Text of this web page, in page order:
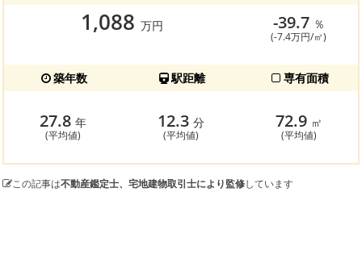
1,088 万円 -39.7 ％
(-7.4万円/㎡)
築年数 駅距離 専有面積
27.8 年
(平均値)
12.3 分
(平均値)
72.9 ㎡
(平均値)
この記事は不動産鑑定士、宅地建物取引士により監修しています